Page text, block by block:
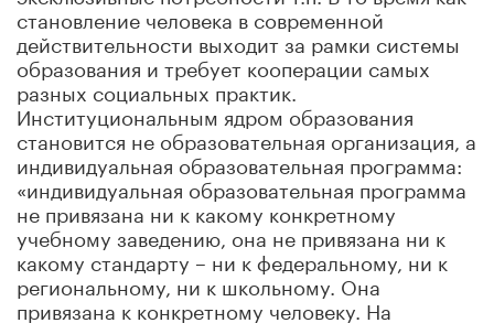
становление человека в современной
действительности выходит за рамки системы
образования и требует кооперации самых
разных социальных практик.
Институциональным ядром образования
становится не образовательная организация, а
индивидуальная образовательная программа:
«индивидуальная образовательная программа
не привязана ни к какому конкретному
учебному заведению, она не привязана ни к
какому стандарту – ни к федеральному, ни к
региональному, ни к школьному. Она
привязана к конкретному человеку. На